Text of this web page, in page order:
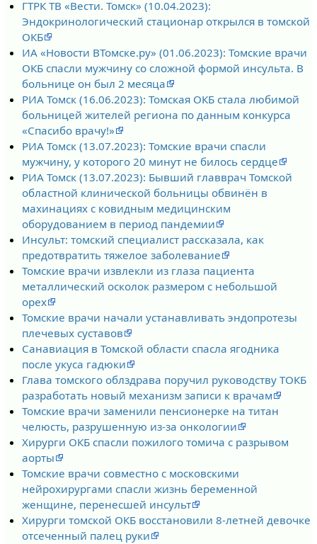
ГТРК ТВ «Вести. Томск» (10.04.2023):
Эндокринологический стационар открылся в томской
ОКБ
ИА «Новости ВТомске.ру» (01.06.2023): Томские врачи
ОКБ спасли мужчину со сложной формой инсульта. В
больнице он был 2 месяца
РИА Томск (16.06.2023): Томская ОКБ стала любимой
больницей жителей региона по данным конкурса
«Спасибо врачу!»
РИА Томск (13.07.2023): Томские врачи спасли
мужчину, у которого 20 минут не билось сердце
РИА Томск (13.07.2023): Бывший главврач Томской
областной клинической больницы обвинён в
махинациях с ковидным медицинским
оборудованием в период пандемии
Инсульт: томский специалист рассказала, как
предотвратить тяжелое заболевание
Томские врачи извлекли из глаза пациента
металлический осколок размером с небольшой
орех
Томские врачи начали устанавливать эндопротезы
плечевых суставов
Санавиация в Томской области спасла ягодника
после укуса гадюки
Глава томского облздрава поручил руководству ТОКБ
разработать новый механизм записи к врачам
Томские врачи заменили пенсионерке на титан
челюсть, разрушенную из-за онкологии
Хирурги ОКБ спасли пожилого томича с разрывом
аорты
Томские врачи совместно с московскими
нейрохирургами спасли жизнь беременной
женщине, перенесшей инсульт
Хирурги томской ОКБ восстановили 8-летней девочке
отсеченный палец руки